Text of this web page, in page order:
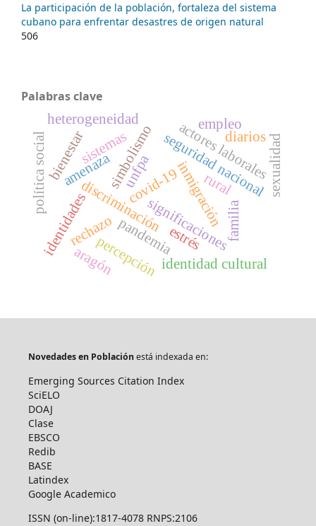
La participación de la población, fortaleza del sistema
cubano para enfrentar desastres de origen natural
506
Palabras clave
rechazo
discriminación
identidades pandemia
covid-19
percepción
significaciones
amenaza
identidad cultural
inmigración
seguridad nacional
simbolismo
bienestar actores laborales
heterogeneidad
política social sexualidad
unfpa
aragón
rural
diarios
estrés familia
empleo
sistemas
Novedades en Poblaciónestá indexada en:
Emerging Sources Citation Index
SciELO
DOAJ
Clase
EBSCO
Redib
BASE
Latindex
Google Academico
ISSN (on-line):1817-4078 RNPS:2106